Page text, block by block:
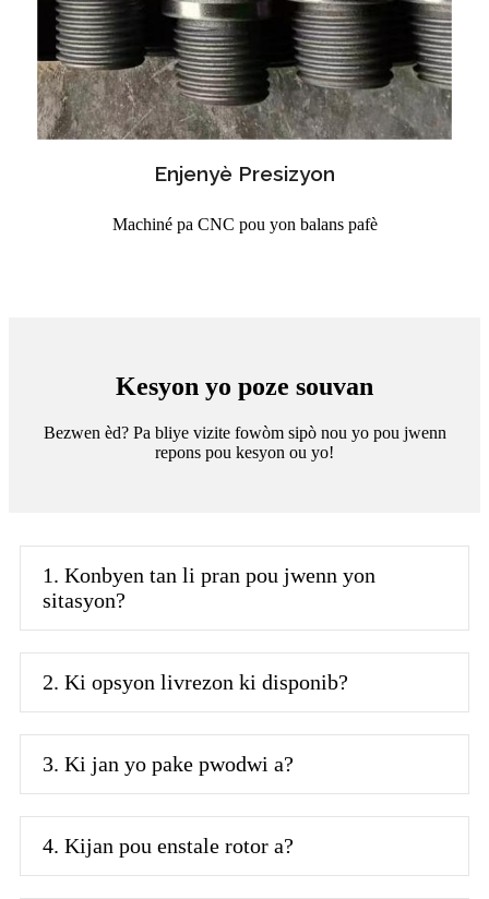
Enjenyè Presizyon
Machiné pa CNC pou yon balans pafè
Kesyon yo poze souvan
Bezwen èd? Pa bliye vizite fowòm sipò nou yo pou jwenn
repons pou kesyon ou yo!
1. Konbyen tan li pran pou jwenn yon
sitasyon?
2. Ki opsyon livrezon ki disponib?
3. Ki jan yo pake pwodwi a?
4. Kijan pou enstale rotor a?